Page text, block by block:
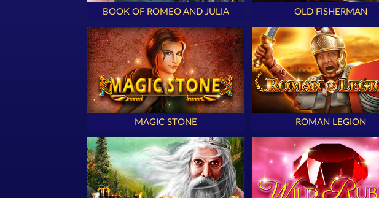
BOOK OF ROMEO AND JULIA OLD FISHERMAN
MAGIC STONE ROMAN LEGION